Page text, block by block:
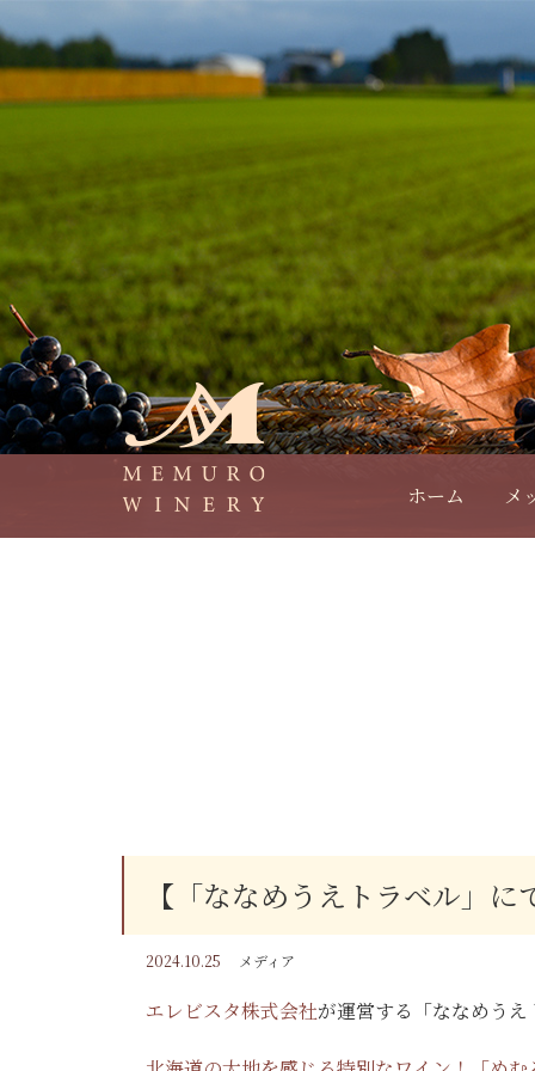
ホーム メ
【「ななめうえトラベル」
2024.10.25 メディア
エレビスタ株式会社が運営する「ななめう